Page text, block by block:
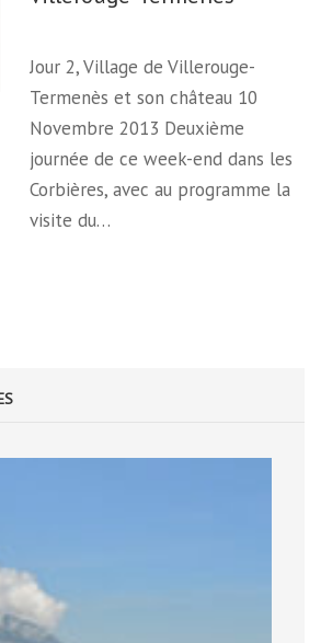
Jour 2, Village de Villerouge-
Termenès et son château 10
Novembre 2013 Deuxième
journée de ce week-end dans les
Corbières, avec au programme la
visite du…